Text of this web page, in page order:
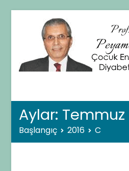
Aylar: Temmuz
Başlangıç 2016 C